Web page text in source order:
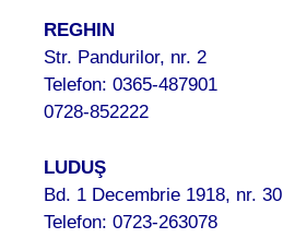
REGHIN
Str. Pandurilor, nr. 2
Telefon: 0365-487901
0728-852222
LUDUŞ
Bd. 1 Decembrie 1918, nr. 30
Telefon: 0723-263078